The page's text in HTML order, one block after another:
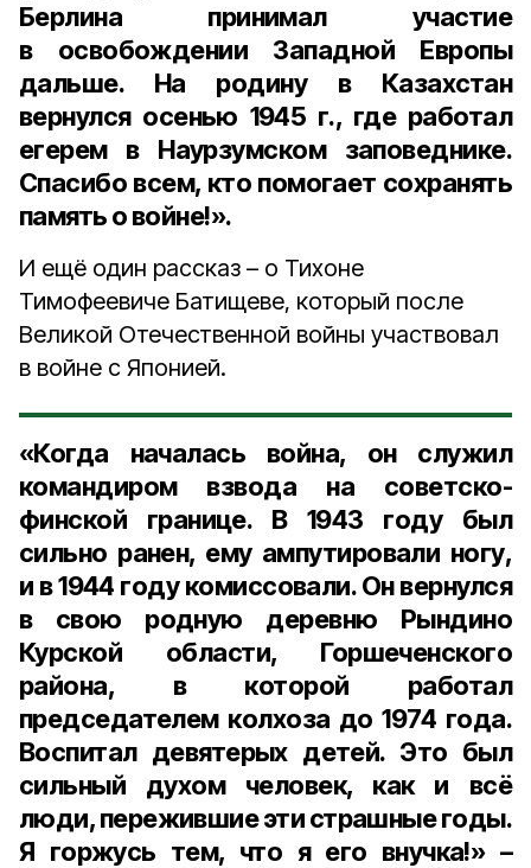
Берлина принимал участие
в освобождении Западной Европы
дальше. На родину в Казахстан
вернулся осенью 1945 г., где работал
егерем в Наурзумском заповеднике.
Спасибо всем, кто помогает сохранять
память о войне!».
И ещё один рассказ – о Тихоне
Тимофеевиче Батищеве, который после
Великой Отечественной войны участвовал
в войне с Японией.
«Когда началась война, он служил
командиром взвода на советско-
финской границе. В 1943 году был
сильно ранен, ему ампутировали ногу,
и в 1944 году комиссовали. Он вернулся
в свою родную деревню Рындино
Курской области, Горшеченского
района, в которой работал
председателем колхоза до 1974 года.
Воспитал девятерых детей. Это был
сильный духом человек, как и всё
люди, пережившие эти страшные годы.
Я горжусь тем, что я его внучка!» –